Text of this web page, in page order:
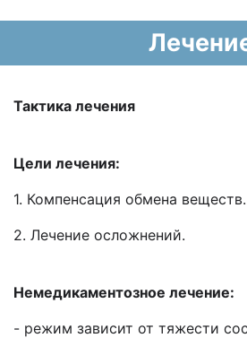
Тактика лечения
Цели лечения:
1. Компенсация обмена веществ.
2. Лечение осложнений.
Немедикаментозное лечение:
- режим зависит от тяжести